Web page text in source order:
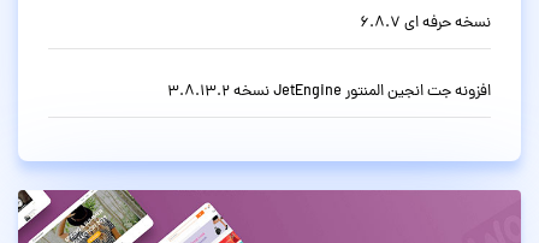
نسخه حرفه ای 6.8.7
افزونه جت انجین المنتور JetEngine نسخه 3.8.13.2